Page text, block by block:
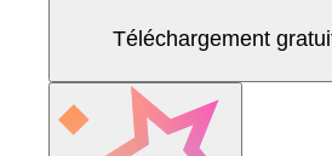
Téléchargement